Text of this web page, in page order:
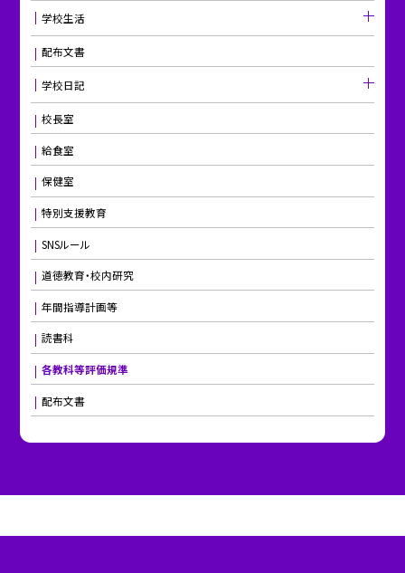
学校生活
配布文書
学校日記
校長室
給食室
保健室
特別支援教育
SNSルール
道徳教育・校内研究
年間指導計画等
読書科
各教科等評価規準
配布文書